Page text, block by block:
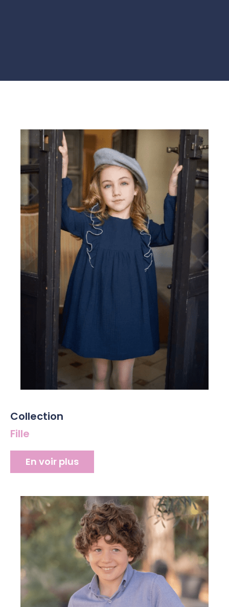
Collection
Fille
En voir plus